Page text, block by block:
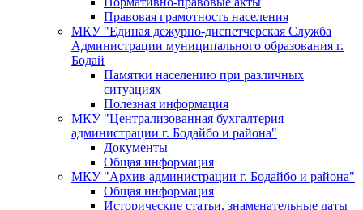
Правовая грамотность населения
МКУ "Единая дежурно-диспетчерская Служба
Администрации муниципального образования г.
Бодай
Памятки населению при различных
ситуациях
Полезная информация
МКУ "Централизованная бухгалтерия
администрации г. Бодайбо и района"
Документы
Общая информация
МКУ "Архив администрации г. Бодайбо и района"
Общая информация
Исторические статьи, знаменательные даты